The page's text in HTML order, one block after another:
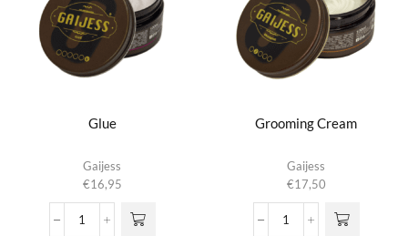
Glue
Gaijess
€16,95
Glue
Grooming Cream
Gaijess
€17,50
Grooming